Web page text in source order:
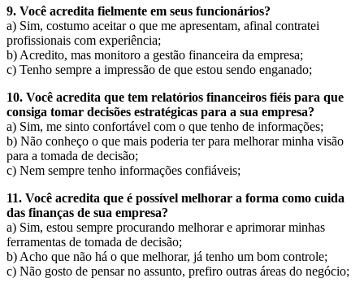
9. Você acredita fielmente em seus funcionários?
a) Sim, costumo aceitar o que me apresentam, afinal contratei
profissionais com experiência;
b) Acredito, mas monitoro a gestão financeira da empresa;
c) Tenho sempre a impressão de que estou sendo enganado;
10. Você acredita que tem relatórios financeiros fiéis para que
consiga tomar decisões estratégicas para a sua empresa?
a) Sim, me sinto confortável com o que tenho de informações;
b) Não conheço o que mais poderia ter para melhorar minha visão
para a tomada de decisão;
c) Nem sempre tenho informações confiáveis;
11. Você acredita que é possível melhorar a forma como cuida
das finanças de sua empresa?
a) Sim, estou sempre procurando melhorar e aprimorar minhas
ferramentas de tomada de decisão;
b) Acho que não há o que melhorar, já tenho um bom controle;
c) Não gosto de pensar no assunto, prefiro outras áreas do negócio;